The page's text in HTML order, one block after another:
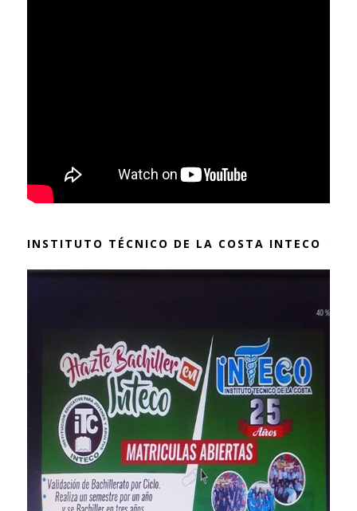
INSTITUTO TÉCNICO DE LA COSTA INTECO